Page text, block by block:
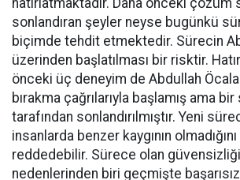
hatırlatmaktadır. Daha önceki çözüm
sonlandıran şeyler neyse bugünkü
biçimde tehdit etmektedir. Sürecin
üzerinden başlatılması bir risktir.
önceki üç deneyim de Abdullah
bırakma çağrılarıyla başlamış ama
tarafından sonlandırılmıştır. Yeni
insanlarda benzer kaygının
reddedebilir. Sürece olan
nedenlerinden biri geçmişte